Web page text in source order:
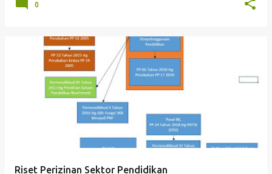
0
Riset Perizinan Sektor Pendidikan